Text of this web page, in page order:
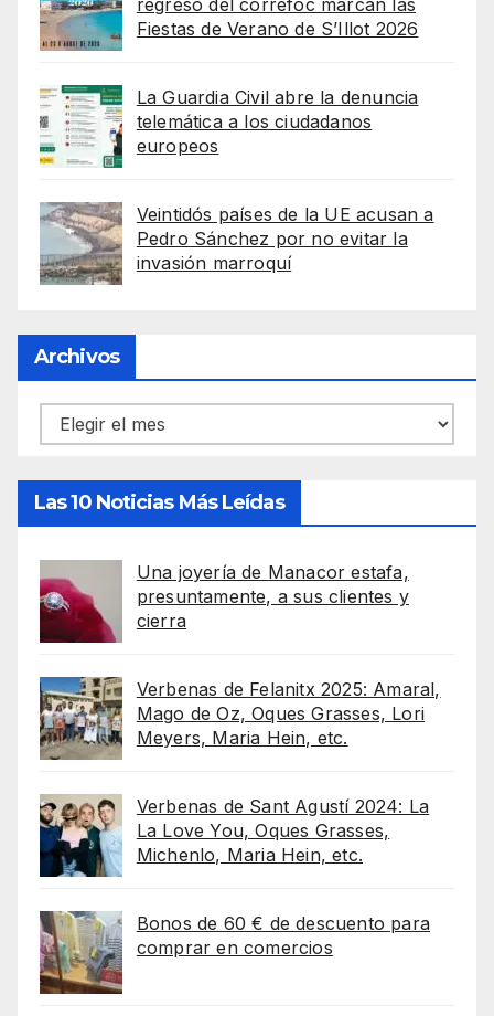
regreso del correfoc marcan las
Fiestas de Verano de S’Illot 2026
La Guardia Civil abre la denuncia
telemática a los ciudadanos
europeos
Veintidós países de la UE acusan a
Pedro Sánchez por no evitar la
invasión marroquí
Archivos
Archivos
Las 10 Noticias Más Leídas
Una joyería de Manacor estafa,
presuntamente, a sus clientes y
cierra
Verbenas de Felanitx 2025: Amaral,
Mago de Oz, Oques Grasses, Lori
Meyers, Maria Hein, etc.
Verbenas de Sant Agustí 2024: La
La Love You, Oques Grasses,
Michenlo, Maria Hein, etc.
Bonos de 60 € de descuento para
comprar en comercios